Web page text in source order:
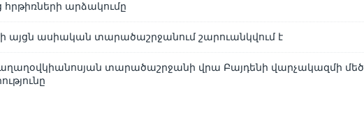
հրթիռների արձակումը
այցն ասիական տարածաշրջանում շարուանկվում է
տարածաշրջանի վրա Բայդենի վարչակազմի մեծ